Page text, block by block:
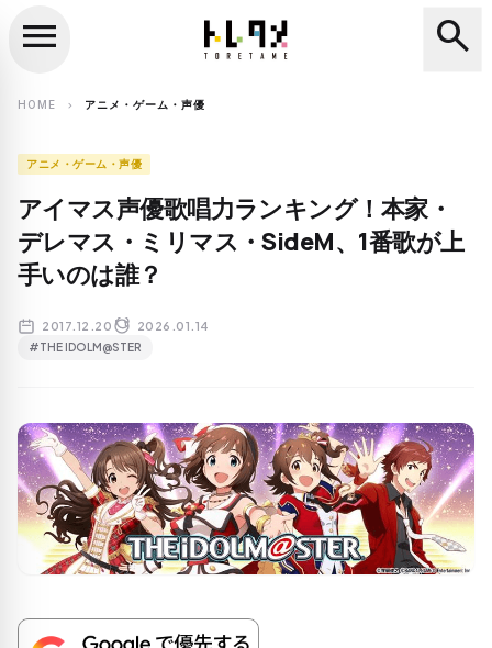
search
menu search
HOME chevron_right アニメ・ゲーム・声優
アニメ・ゲーム・声優
アイマス声優歌唱力ランキング！本家・
デレマス・ミリマス・SideM、1番歌が上
手いのは誰？
2017.12.20 2026.01.14
#THE IDOLM@STER